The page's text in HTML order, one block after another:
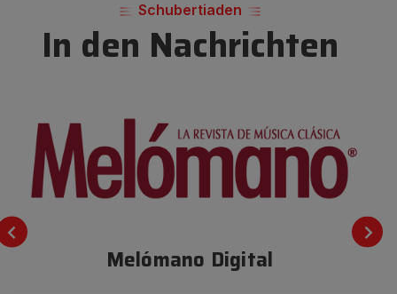
Schubertiaden
In den Nachrichten
Melómano Digital